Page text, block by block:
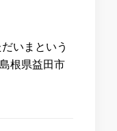
いまという
根県益田市